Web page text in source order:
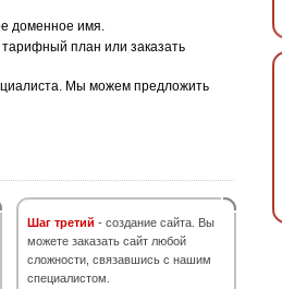
доменное имя.
план или заказать
Мы можем предложить
Шаг третий - создание сайта. Вы
можете заказать сайт любой
сложности, связавшись с нашим
специалистом.